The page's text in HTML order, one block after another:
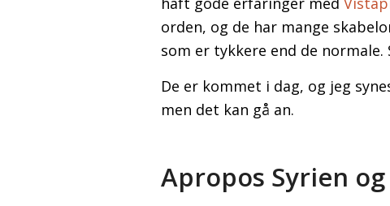
orden, og de har mange
som er tykkere end de
De er kommet i dag, og jeg
men det kan gå an.
Apropos Syrien